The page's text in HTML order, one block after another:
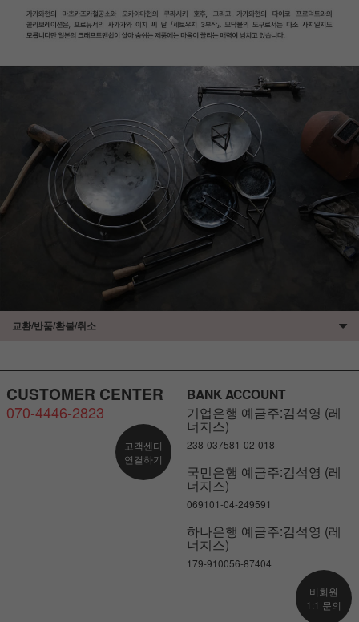
교환/반품/환불/취소
CUSTOMER CENTER
070-4446-2823
고객센터
연결하기
BANK ACCOUNT
기업은행 예금주:김석영 (레
너지스)
238-037581-02-018
국민은행 예금주:김석영 (레
너지스)
069101-04-249591
하나은행 예금주:김석영 (레
너지스)
179-910056-87404
비회원
1:1 문의